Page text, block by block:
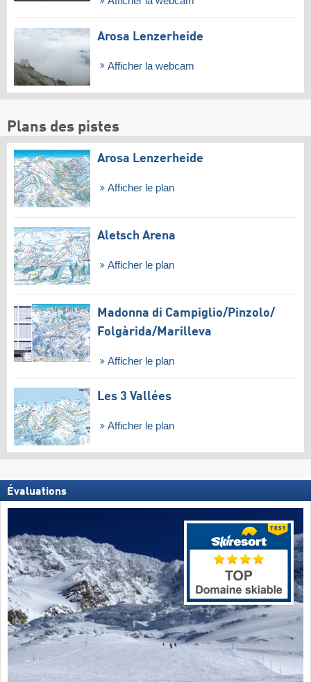
Arosa Lenzerheide
Afficher la webcam
Plans des pistes
Arosa Lenzerheide
Afficher le plan
Aletsch Arena
Afficher le plan
Madonna di Campiglio/​Pinzolo/​
Folgàrida/​Marilleva
Afficher le plan
Les 3 Vallées
Afficher le plan
Évaluations